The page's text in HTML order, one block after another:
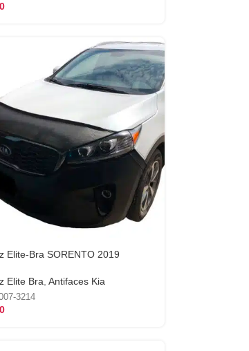
Elite-Bra SORENTO 2019
Elite Bra Antifaces Kia
3214